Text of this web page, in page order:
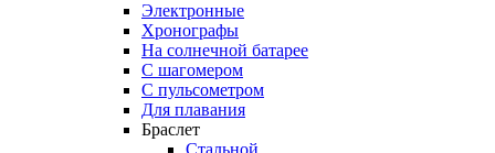
Электронные
Хронографы
На солнечной батарее
С шагомером
С пульсометром
Для плавания
Браслет
Стальной